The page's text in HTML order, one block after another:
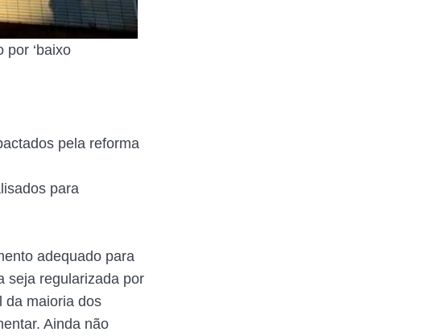
‘baixo
pela reforma
para
adequado para
seja regularizada por
da maioria dos
Ainda não